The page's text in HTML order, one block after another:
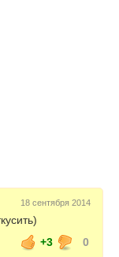
18 сентября 2014
+3
0